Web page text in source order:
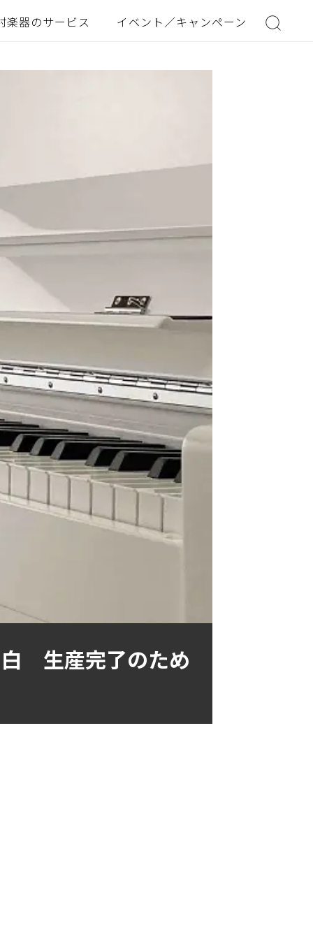
楽器のサービス イベント／キャンペーン
白 生産完了のため